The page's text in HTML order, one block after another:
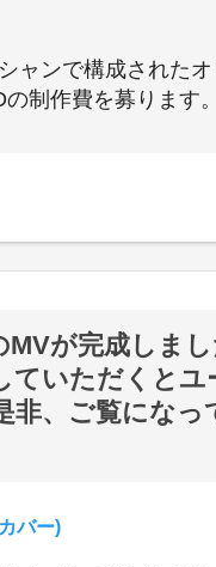
ャンで構成された
制作費を募ります
が完成しま
ていただくとユ
非、ご覧にな
バー)